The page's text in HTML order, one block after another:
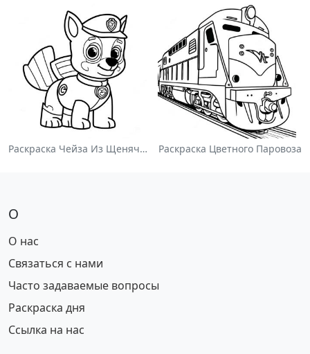
Раскраска Чейза Из Щенячьего Патруля Раскраска Цветного Паровоза
О
О нас
Связаться с нами
Часто задаваемые вопросы
Раскраска дня
Ссылка на нас